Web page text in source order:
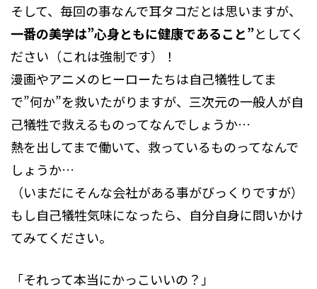
そして、毎回の事なんで耳タコだとは思いますが、
一番の美学は”心身ともに健康であること”としてく
ださい（これは強制です）！
漫画やアニメのヒーローたちは自己犠牲してま
で”何か”を救いたがりますが、三次元の一般人が自
己犠牲で救えるものってなんでしょうか…
熱を出してまで働いて、救っているものってなんで
しょうか…
（いまだにそんな会社がある事がびっくりですが）
もし自己犠牲気味になったら、自分自身に問いかけ
てみてください。
「それって本当にかっこいいの？」